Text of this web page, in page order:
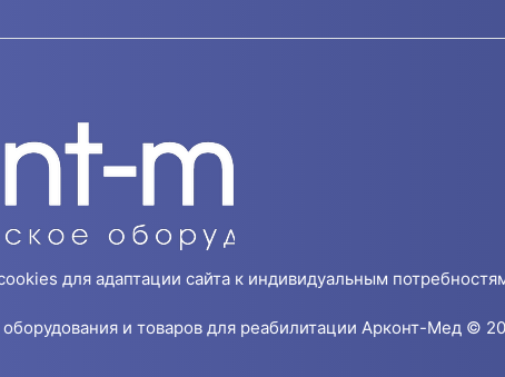
для адаптации сайта к индивидуальным
и товаров для реабилитации Арконт-Мед ©